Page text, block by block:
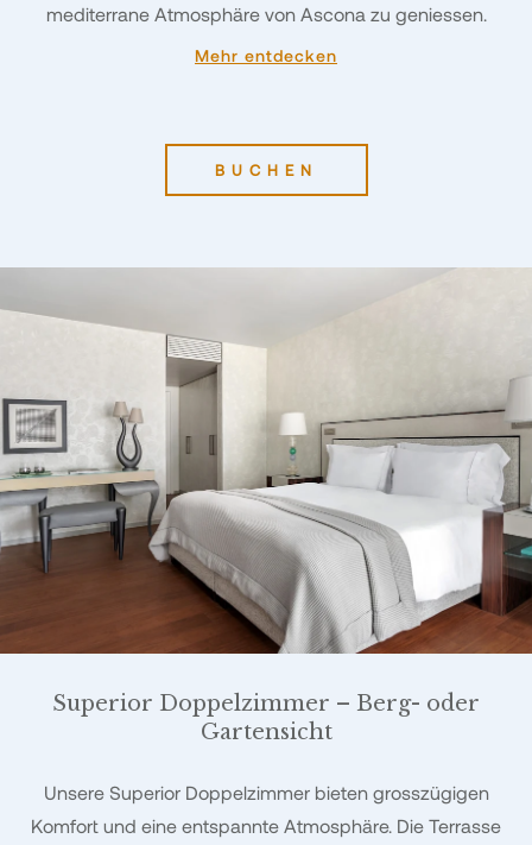
mediterrane Atmosphäre von Ascona zu geniessen.
Mehr entdecken
BUCHEN
Superior Doppelzimmer – Berg- oder
Gartensicht
Unsere Superior Doppelzimmer bieten grosszügigen
Komfort und eine entspannte Atmosphäre. Die Terrasse